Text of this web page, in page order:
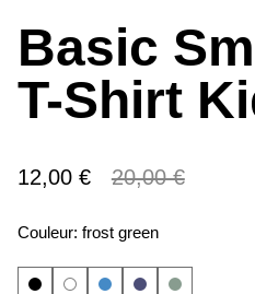
Basic
T-Shirt
12,00 € 20,00 €
Couleur: frost green